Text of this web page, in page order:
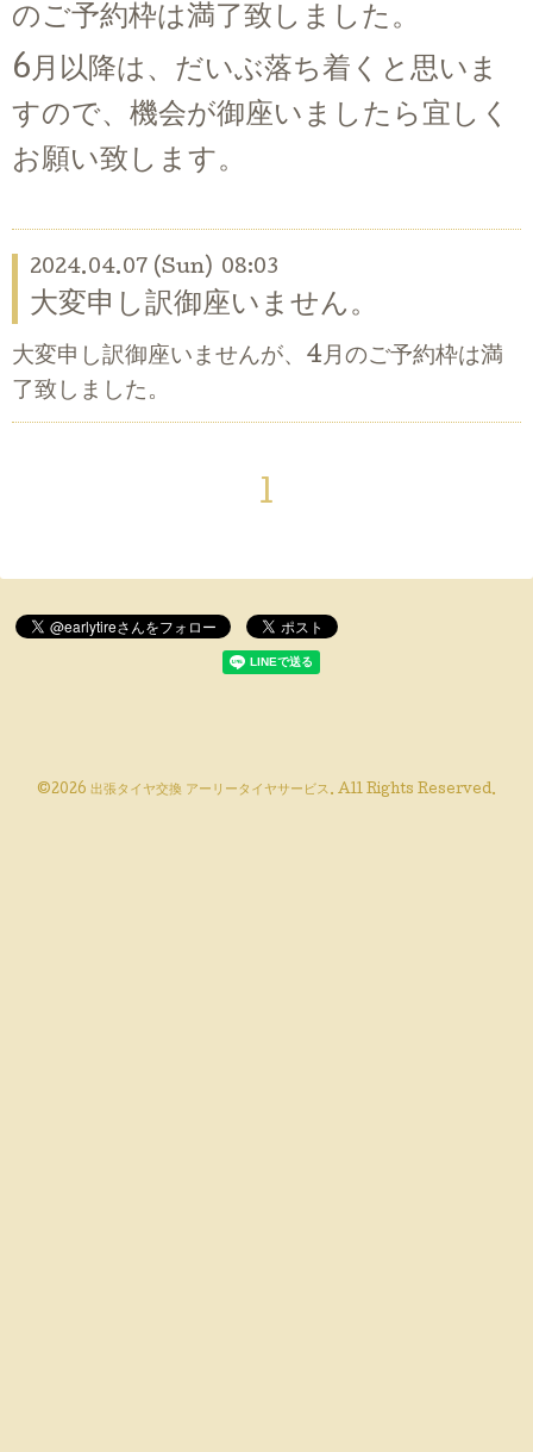
のご予約枠は満了致しました。
6月以降は、だいぶ落ち着くと思いま
すので、機会が御座いましたら宜しく
お願い致します。
2024.04.07 (Sun) 08:03
大変申し訳御座いません。
大変申し訳御座いませんが、4月のご予約枠は満
了致しました。
1
©2026 出張タイヤ交換 アーリータイヤサービス. All Rights Reserved.